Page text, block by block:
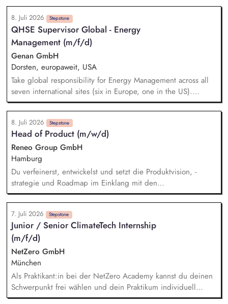
Durchführung und Dokumentation serienbegleitender
Qualitätsprüfungen von unseren Betonfertigteilen Hybridturm
in den Bereichen Bewehrung, Betonage und Beschichtung -
Bearbeitung von Reklamationen und Umsetzung von
Korrekturmaßnahmen - Erstellung und Auswertung von Q-
Kennzahlen - Enge Zusammenarbeit mit den Kollegen der
Produktion und Logistik sowie Austausch mit den
Fachbereichen
8. Juli 2026 Stepstone
QHSE Supervisor Global - Energy
Management (m/f/d)
Genan GmbH
Dorsten, europaweit, USA
Take global responsibility for Energy Management across all
seven international sites (six in Europe, one in the US).
Conduct energy reviews, energy audits and general QHSE
audits. Define and analyse Energy Performance Indicators
(EnPIs). Develop, implement and monitor initiatives to
improve energy efficiency and reduce CO2 emissions. Act as
local QHSE representative and ensure implementation of ISO
systems and other EHS activities. Deliver training and
promote awareness on energy and QHSE topics.
8. Juli 2026 Stepstone
Head of Product (m/w/d)
Reneo Group GmbH
Hamburg
Du verfeinerst, entwickelst und setzt die Produktvision, -
strategie und Roadmap im Einklang mit den
Unternehmenszielen um. Du stellst sicher, dass Klima- und
Nachhaltigkeitsanforderungen – von regulatorischen
Vorgaben bis hin zu Kundenbedürfnissen – verständlich in
die Produktentwicklung einfließen. Du identifizierst neue
Marktchancen und Geschäftsmodelle in PropTech, ClimateTech
und Immobilieninvestitionen. Du steuerst den
Produktlebenszyklus und evaluierst neue Technologien (z. B.
AI/ML, Datenanalyse) zur Sicherstellung der
Plattformskalierbarkeit.
7. Juli 2026 Stepstone
Junior / Senior ClimateTech Internship
(m/f/d)
NetZero GmbH
München
Als Praktikant:in bei der NetZero Academy kannst du deinen
Schwerpunkt frei wählen und dein Praktikum individuell
gestalten. Je nach Erfahrung und Qualifikation bieten wir